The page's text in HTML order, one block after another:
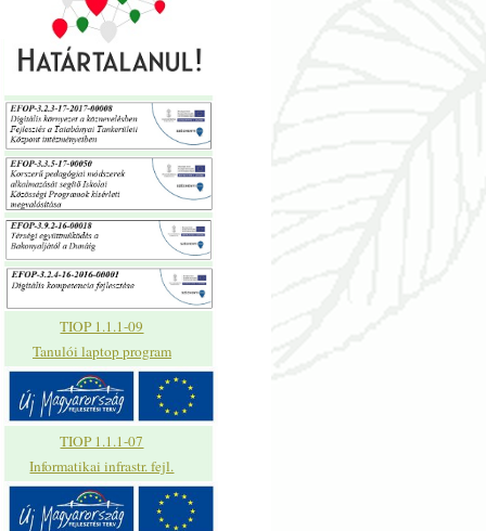
TIOP 1.1.1-09
Tanulói laptop program
TIOP 1.1.1-07
Informatikai infrastr. fejl.